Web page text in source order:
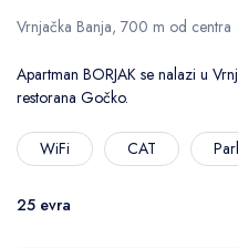
Vrnjačka Banja, 700 m od centra
Apartman BORJAK se nalazi u
restorana Gočko.
WiFi CAT
25 evra